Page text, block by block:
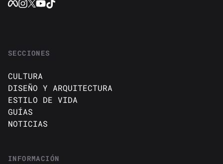
SECCIONES
CULTURA
DISEÑO Y ARQUITECTURA
ESTILO DE VIDA
GUÍAS
NOTICIAS
INFORMACIÓN